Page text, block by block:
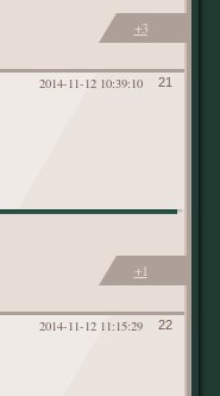
+3
21
2014-11-12 10:39:10
+1
22
2014-11-12 11:15:29